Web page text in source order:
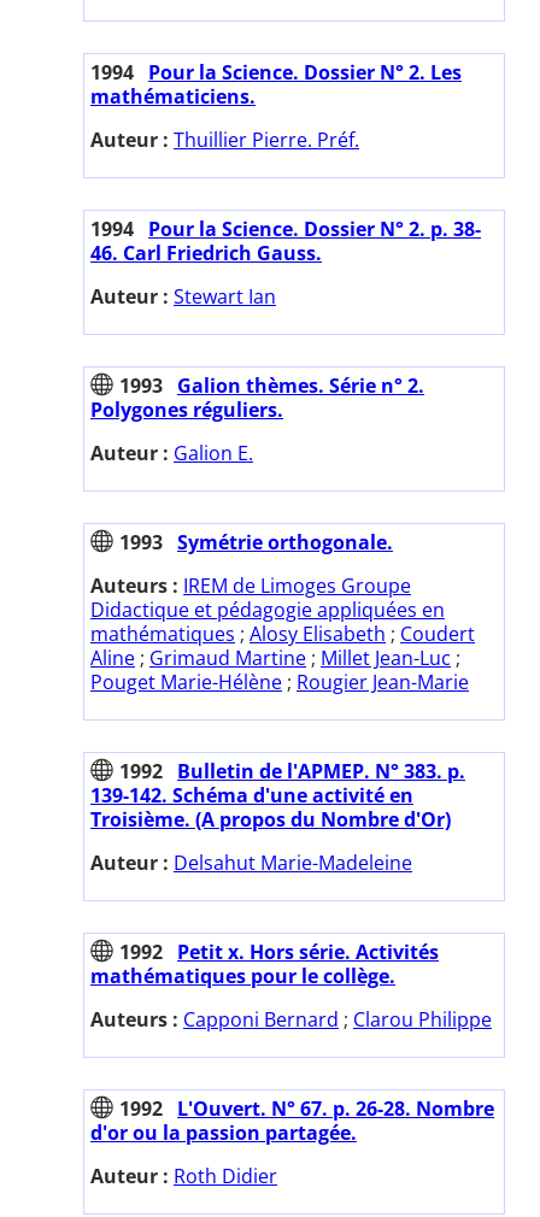
1994 Pour la Science. Dossier N° 2. Les
mathématiciens.
Auteur : Thuillier Pierre. Préf.
1994 Pour la Science. Dossier N° 2. p. 38-
46. Carl Friedrich Gauss.
Auteur : Stewart Ian
1993 Galion thèmes. Série n° 2.
Polygones réguliers.
Auteur : Galion E.
1993 Symétrie orthogonale.
Auteurs : IREM de Limoges Groupe
Didactique et pédagogie appliquées en
mathématiques ; Alosy Elisabeth ; Coudert
Aline ; Grimaud Martine ; Millet Jean-Luc ;
Pouget Marie-Hélène ; Rougier Jean-Marie
1992 Bulletin de l'APMEP. N° 383. p.
139-142. Schéma d'une activité en
Troisième. (A propos du Nombre d'Or)
Auteur : Delsahut Marie-Madeleine
1992 Petit x. Hors série. Activités
mathématiques pour le collège.
Auteurs : Capponi Bernard ; Clarou Philippe
1992 L'Ouvert. N° 67. p. 26-28. Nombre
d'or ou la passion partagée.
Auteur : Roth Didier